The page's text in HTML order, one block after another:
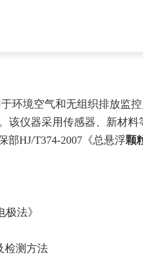
环境空气和无组织排放监
该仪器采用传感器、新材料
HJ/T374-2007《总悬浮颗
法》
检测方法